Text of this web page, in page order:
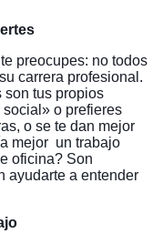
preocupes: no todos
carrera profesional.
son tus propios
o prefieres
o se te dan mejor
mejor un trabajo
oficina? Son
ayudarte a entender